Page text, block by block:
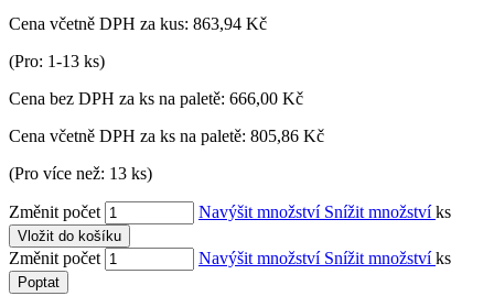
Cena včetně DPH za kus: 863,94 Kč
(Pro: 1-13 ks)
Cena bez DPH za ks na paletě: 666,00 Kč
Cena včetně DPH za ks na paletě: 805,86 Kč
(Pro více než: 13 ks)
Změnit počet Navýšit množství Snížit množstvíks
Vložit do košíku
Změnit počet Navýšit množství Snížit množstvíks
Poptat